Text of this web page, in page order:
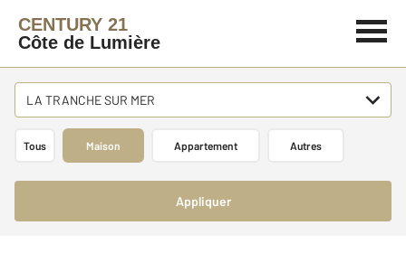
CENTURY 21
Côte de Lumière
LA TRANCHE SUR MER
Tous Maison Appartement Autres
Appliquer